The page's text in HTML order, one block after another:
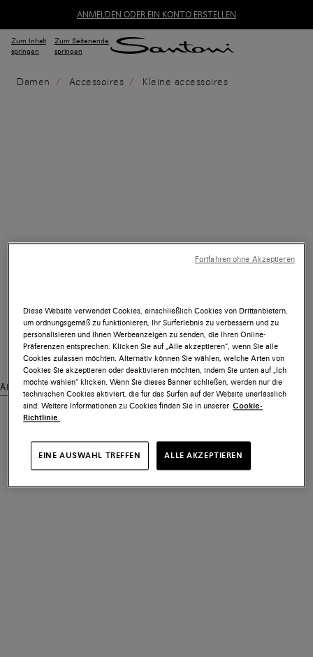
ANMELDEN ODER EIN KONTO ERSTELLEN
Zum Inhalt
springen
Zum Seitenende
springen
Damen Accessoires Kleine accessoires
Ähnliche Produkte ansehen
Diese Website verwendet Cookies, einschließlich Cookies von Drittanbietern,
um ordnungsgemäß zu funktionieren, Ihr Surferlebnis zu verbessern und zu
personalisieren und Ihnen Werbeanzeigen zu senden, die Ihren Online-
Präferenzen entsprechen. Klicken Sie auf „Alle akzeptieren“, wenn Sie alle
Cookies zulassen möchten. Alternativ können Sie wählen, welche Arten von
Cookies Sie akzeptieren oder deaktivieren möchten, indem Sie unten auf „Ich
möchte wählen“ klicken. Wenn Sie dieses Banner schließen, werden nur die
technischen Cookies aktiviert, die für das Surfen auf der Website unerlässlich
sind. Weitere Informationen zu Cookies finden Sie in unserer Cookie-
Richtlinie.
EINE AUSWAHL TREFFEN ALLE AKZEPTIEREN
Fortfahren ohne Akzeptieren